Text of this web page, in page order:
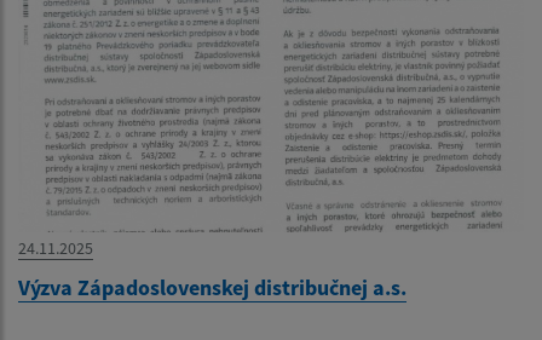
24.11.2025
Výzva Západoslovenskej distribučnej a.s.